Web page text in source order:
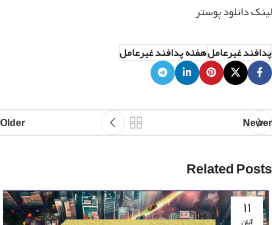
لینک دانلود پوستر
پدافند غیرعاملهفته پدافند غیرعامل
Newer
Older
Related Posts
۱۱
آبان